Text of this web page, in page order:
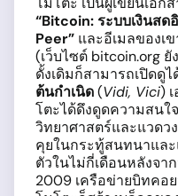
“Bitcoin: ระบบเงินสด
Peer” และอีเมลของเ
(เว็บไซต์ bitcoin.org
ดั้งเดิมก็สามารถเปิดดู
ต้นกำเนิด(Vidi, Vici)
โตะได้ดึงดูดความสน
วิทยาศาสตร์และแวดว
คุยในกระทู้สนทนาและ
ตัวในไม่กี่เดือนหลังจา
2009 เครือข่ายบิทคอ